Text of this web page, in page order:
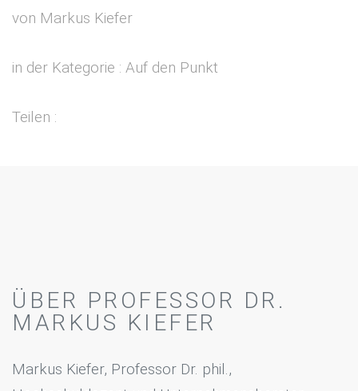
von Markus Kiefer
in der Kategorie : Auf den Punkt
Teilen :
ÜBER PROFESSOR DR.
MARKUS KIEFER
Markus Kiefer, Professor Dr. phil.,